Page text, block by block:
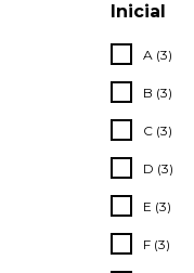
Inicial
A (3)
B (3)
C (3)
D (3)
E (3)
F (3)